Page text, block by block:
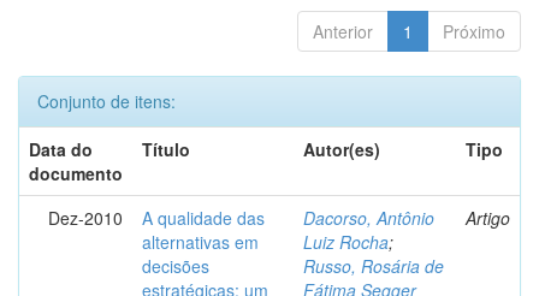
Anterior 1 Próximo
Conjunto de itens:
Data do
documento
Título Autor(es) Tipo
Dez-2010
A qualidade das
alternativas em
decisões
estratégicas: um
Dacorso, Antônio
Luiz Rocha;
Russo, Rosária de
Fátima Segger
Artigo